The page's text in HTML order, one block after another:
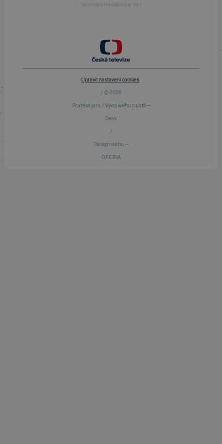
Generální mediální partner
Upravit nastavení cookies
/ © 2026
Pražské jaro / Vývoj webu zajistili —
Devx
/
Design webu —
OFICINA